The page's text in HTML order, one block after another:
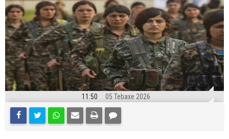
11:50 05 Tebaxe 2026